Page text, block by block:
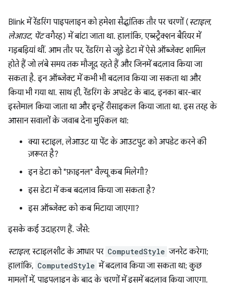
Blink में रेंडरिंग पाइपलाइन को हमेशा सैद्धांतिक तौर पर चरणों ( स्टाइल,
लेआउट, पेंटवगैरह) में बांटा जाता था. हालांकि, एब्स्ट्रैक्शन बैरियर में
गड़बड़ियां थीं. आम तौर पर, रेंडरिंग से जुड़े डेटा में ऐसे ऑब्जेक्ट शामिल
होते हैं जो लंबे समय तक मौजूद रहते हैं और जिनमें बदलाव किया जा
सकता है. इन ऑब्जेक्ट में कभी भी बदलाव किया जा सकता था और
किया भी गया था. साथ ही, रेंडरिंग के अपडेट के बाद, इनका बार-बार
इस्तेमाल किया जाता था और इन्हें रीसाइकल किया जाता था. इस तरह के
आसान सवालों के जवाब देना मुश्किल था:
क्या स्टाइल, लेआउट या पेंट के आउटपुट को अपडेट करने की
ज़रूरत है?
इन डेटा को "फ़ाइनल" वैल्यू कब मिलेगी?
इस डेटा में कब बदलाव किया जा सकता है?
इस ऑब्जेक्ट को कब मिटाया जाएगा?
इसके कई उदाहरण हैं. जैसे:
स्टाइल, स्टाइलशीट के आधार पर ComputedStyle जनरेट करेगा;
हालांकि, ComputedStyle में बदलाव किया जा सकता था; कुछ
मामलों में, पाइपलाइन के बाद के चरणों में इसमें बदलाव किया जाएगा.